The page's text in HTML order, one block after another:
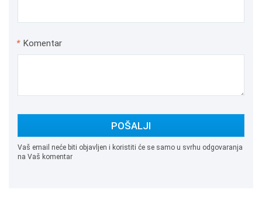
* Komentar
POŠALJI
Vaš email neće biti objavljen i koristiti će se samo u svrhu odgovaranja
na Vaš komentar